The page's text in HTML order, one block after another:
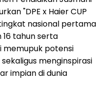
"DPE x Haier CUP
nasional pertama
16 tahun serta
memupuk potensi
menginspirasi
impian di dunia